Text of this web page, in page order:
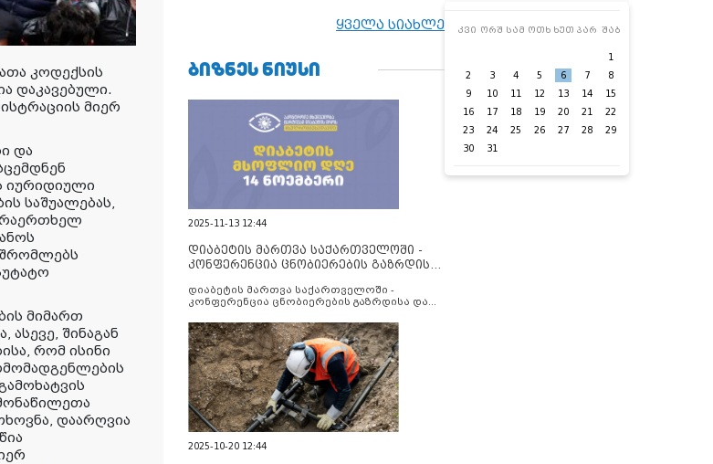
კოდექსის
დაკავებული.
მიერ
და
იურიდიული
საშუალებას,
მიმართ
შინაგან
რომ ისინი
დაარღვია
ყველა სიახლე
ᲑᲘᲖᲜᲔᲡ ᲜᲘᲣᲡᲘ
2025-11-13 12:44
დიაბეტის მართვა საქართველოში -
კონფერენცია ცნობიერების გაზრდისა
დიაბეტის მართვა საქართველოში -
კონფერენცია ცნობიერების გაზრდისა და
2025-10-20 12:44
კვი ორშ სამ ოთხ ხუთ პარ შაბ
1
2
3 4 5 6 7
8
9
10 11 12 13 14
15
16
17 18 19 20 21
22
23
24 25 26 27 28
29
30
31